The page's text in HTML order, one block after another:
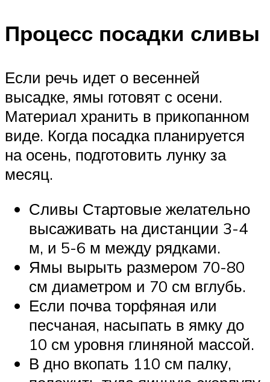
Процесс посадки сливы
Если речь идет о весенней
высадке, ямы готовят с осени.
Материал хранить в прикопанном
виде. Когда посадка планируется
на осень, подготовить лунку за
месяц.
Сливы Стартовые желательно
высаживать на дистанции 3-4
м, и 5-6 м между рядками.
Ямы вырыть размером 70-80
см диаметром и 70 см вглубь.
Если почва торфяная или
песчаная, насыпать в ямку до
10 см уровня глиняной массой.
В дно вкопать 110 см палку,